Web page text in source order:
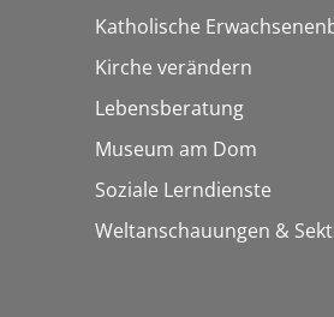
Katholische
Kirche verändern
Lebensberatung
Museum am Dom
Soziale Lerndienste
Weltanschauungen &